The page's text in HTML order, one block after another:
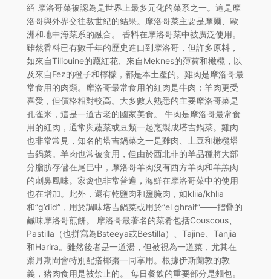
紹 摩洛哥菜被認為是世界上最多元化的菜系之一。這是摩
洛哥與外界交往數世紀的結果。摩洛哥菜主要是摩爾、歐
洲和地中海菜系的融合。 香料在摩洛哥菜中被廣泛使用。
雖然香料已有數千年的歷史進口到摩洛哥，但許多原料，
如來自Tiliouine的藏紅花、來自Meknes的薄荷和橄欖，以
及來自Fez的橙子和檸檬，都是本土產的。雞肉是摩洛哥最
常食用的肉類。摩洛哥最常食用的紅肉是牛肉；羊肉更受
喜愛，但價格相對較高。大多數人熟悉的主要摩洛哥菜是
孔雀米，這是一道古老的國家美食。 牛肉是摩洛哥最常食
用的紅肉，通常與蔬菜或豆類一起烹製成塔吉鍋菜。雞肉
也非常常見，知名的塔吉鍋菜之一是雞肉、土豆和橄欖塔
吉鍋菜。羊肉也常被食用，但由於西北非的羊品種將大部
分脂肪存儲在尾巴中，摩洛哥羊肉沒有西方羊肉和羊羔肉
的刺鼻風味。家禽也非常普遍，海鮮在摩洛哥菜中的使用
也在增加。此外，還有乾鹽肉和鹽腌肉，如kliia/khlia
和”g’did”，用於調味塔吉鍋菜或用於”el ghraif”——摺疊的
鹹味摩洛哥煎餅。 摩洛哥最著名的菜肴包括Couscous、
Pastilla（也拼寫為Bsteeya或Bestilla）、Tajine、Tanjia
和Harira。雖然後者是一道湯，但被視為一道菜，尤其在
齋月期間會特別配搭椰棗一同享用。根據伊斯蘭教的教
義，猪肉食用是被禁止的。 每日餐飲的重要部分是麵包。